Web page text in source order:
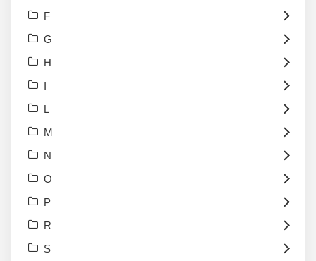
F
G
H
I
L
M
N
O
P
R
S